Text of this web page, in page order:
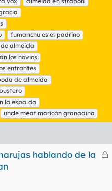
fumanchu es el padrino
almeida
los novios
entrantes
de almeida
la espalda
uncle meat maricón granadino
C
hablando de la